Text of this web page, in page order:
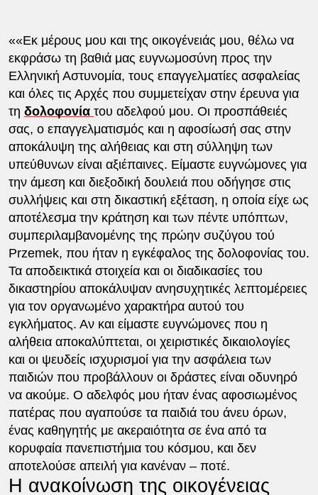
««Εκ μέρους μου και της οικογένειάς μου, θέλω να
εκφράσω τη βαθιά μας ευγνωμοσύνη προς την
Ελληνική Αστυνομία, τους επαγγελματίες ασφαλείας
και όλες τις Αρχές που συμμετείχαν στην έρευνα για
τη δολοφονία του αδελφού μου. Οι προσπάθειές
σας, ο επαγγελματισμός και η αφοσίωσή σας στην
αποκάλυψη της αλήθειας και στη σύλληψη των
υπεύθυνων είναι αξιέπαινες. Είμαστε ευγνώμονες για
την άμεση και διεξοδική δουλειά που οδήγησε στις
συλλήψεις και στη δικαστική εξέταση, η οποία είχε ως
αποτέλεσμα την κράτηση και των πέντε υπόπτων,
συμπεριλαμβανομένης της πρώην συζύγου τού
Przemek, που ήταν η εγκέφαλος της δολοφονίας του.
Τα αποδεικτικά στοιχεία και οι διαδικασίες του
δικαστηρίου αποκάλυψαν ανησυχητικές λεπτομέρειες
για τον οργανωμένο χαρακτήρα αυτού του
εγκλήματος. Αν και είμαστε ευγνώμονες που η
αλήθεια αποκαλύπτεται, οι χειριστικές δικαιολογίες
και οι ψευδείς ισχυρισμοί για την ασφάλεια των
παιδιών που προβάλλουν οι δράστες είναι οδυνηρό
να ακούμε. Ο αδελφός μου ήταν ένας αφοσιωμένος
πατέρας που αγαπούσε τα παιδιά του άνευ όρων,
ένας καθηγητής με ακεραιότητα σε ένα από τα
κορυφαία πανεπιστήμια του κόσμου, και δεν
αποτελούσε απειλή για κανέναν – ποτέ.
Η ανακοίνωση της οικογένειας